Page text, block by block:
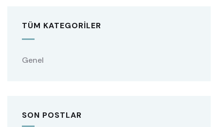
TÜM KATEGORILER
Genel
SON POSTLAR